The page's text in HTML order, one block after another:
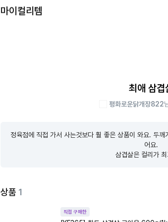
마이컬리템
최애 삼겹
평화로운닭개장822
정육점에 직접 가서 사는것보다 훨 좋은 상품이 와요. 두
어요.
삼겹살은 컬리가
상품 1
직접 구매한